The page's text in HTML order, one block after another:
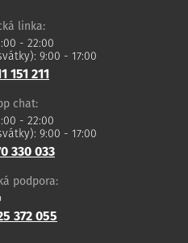
linka:
- 22:00
9:00 - 17:00
151 211
chat:
- 22:00
9:00 - 17:00
330 033
podpora:
372 055